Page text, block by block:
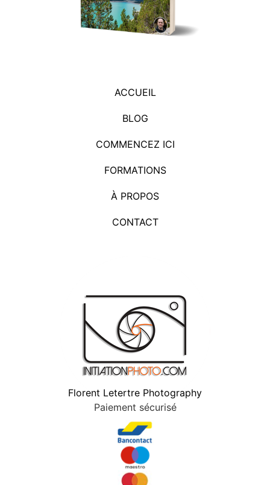
ACCUEIL
BLOG
COMMENCEZ ICI
FORMATIONS
À PROPOS
CONTACT
Florent Letertre Photography
Paiement sécurisé